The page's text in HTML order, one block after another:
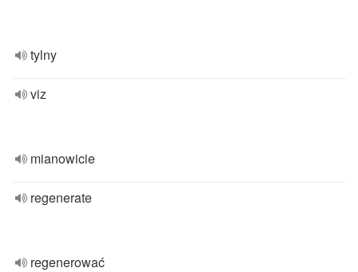
tylny
viz
mianowicie
regenerate
regenerować